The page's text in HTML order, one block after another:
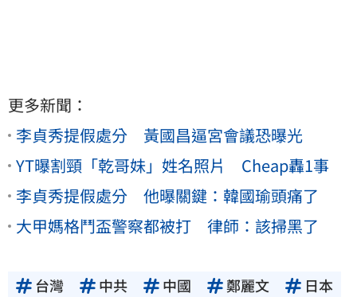
更多新聞：
李貞秀提假處分 黃國昌逼宮會議恐曝光
YT曝割頸「乾哥妹」姓名照片 Cheap轟1事
李貞秀提假處分 他曝關鍵：韓國瑜頭痛了
大甲媽格鬥盃警察都被打 律師：該掃黑了
台灣 中共 中國 鄭麗文 日本